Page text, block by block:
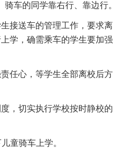
车的同学靠右行、靠边行。
生接送车的管理工作，要求离
学，确需乘车的学生要加强
责任心，等学生全部离校后方
度，切实执行学校按时静校的
童骑车上学。